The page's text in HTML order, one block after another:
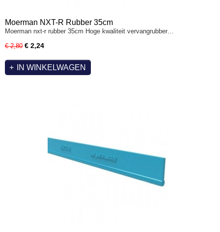
Moerman NXT-R Rubber 35cm
Moerman nxt-r rubber 35cm Hoge kwaliteit vervangrubber…
€ 2,80 € 2,24
IN WINKELWAGEN